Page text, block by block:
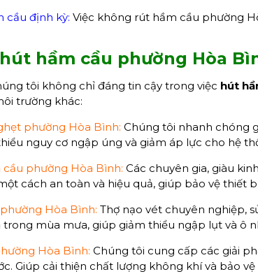
cầu định kỳ: Việc không rút hầm cầu phường
hầm cầu phường Hòa
tôi không chỉ đáng tin cậy trong việc hút
trường khác:
phường Hòa Bình: Chúng tôi nhanh chóng
nguy cơ ngập úng và giảm áp lực cho hệ
phường Hòa Bình: Các chuyên gia, giàu
cách an toàn và hiệu quả, giúp bảo vệ thiết
Hòa Bình: Thợ nạo vét chuyên nghiệp,
trong mùa mưa, giúp giảm thiểu ngập lụt và ô
Hòa Bình: Chúng tôi cung cấp các giải
Giúp cải thiện chất lượng không khí và bảo